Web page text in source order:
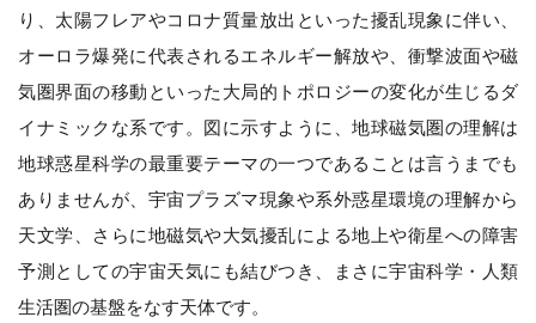
り、太陽フレアやコロナ質量放出といった擾乱現象に伴い、
オーロラ爆発に代表されるエネルギー解放や、衝撃波面や磁
気圏界面の移動といった大局的トポロジーの変化が生じるダ
イナミックな系です。図に示すように、地球磁気圏の理解は
地球惑星科学の最重要テーマの一つであることは言うまでも
ありませんが、宇宙プラズマ現象や系外惑星環境の理解から
天文学、さらに地磁気や大気擾乱による地上や衛星への障害
予測としての宇宙天気にも結びつき、まさに宇宙科学・人類
生活圏の基盤をなす天体です。